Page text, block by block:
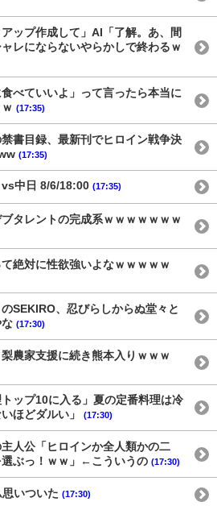
アップ作成して」AI「了解。あ、間
レにならないやらかしで終わるｗ
食べていいよ」って言ったら本当に
(17:35)
禁書目録、最新刊でヒロイン戦争決
(17:35)
vs中日 8/6/18:00 (17:35)
タレントの完成系ｗｗｗｗｗｗｗ
て絶対に性欲強いよなｗｗｗｗｗ
のSEKIRO、忍びらしからぬ堂々と
(17:30)
農家支援に続き熊本入りｗｗｗ
ップ10に入る」夏の定番料理は冷
ほどダルい」
(17:30)
人公「ヒロインか全人類かの二
ぶっ！ｗｗ」←こういうの (17:30)
いついた (17:30)